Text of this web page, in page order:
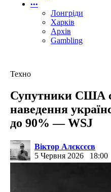
•••
Лонгріди
Харків
Архів
Gambling
Техно
Супутники США
наведення
до 90% — WSJ
Віктор Алєксєєв
5 Червня 2026
18:00